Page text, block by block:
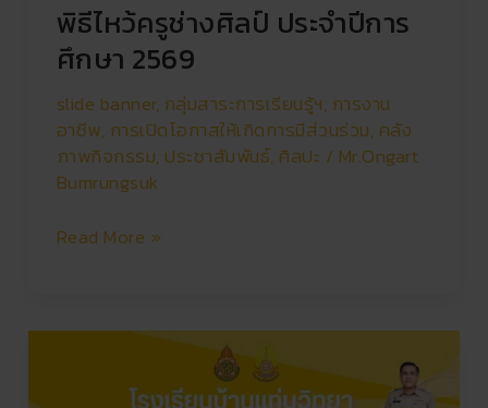
พิธีไหว้ครูช่างศิลป์ ประจำปีการ
ศึกษา 2569
slide banner, กลุ่มสาระการเรียนรู้ฯ, การงาน
อาชีพ, การเปิดโอกาสให้เกิดการมีส่วนร่วม, คลัง
ภาพกิจกรรม, ประชาสัมพันธ์, ศิลปะ / Mr.Ongart
Bumrungsuk
Read More »